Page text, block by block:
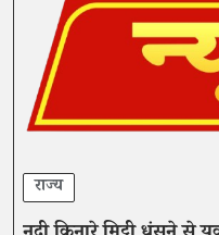
राज्य